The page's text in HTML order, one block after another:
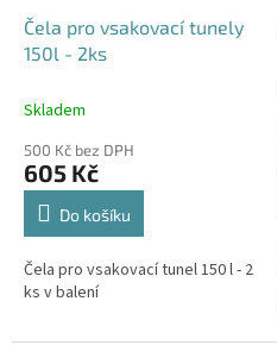
Čela pro vsakovací tunely
150l - 2ks
Skladem
500 Kč bez DPH
605 Kč
Do košíku
Čela pro vsakovací tunel 150 l - 2
ks v balení